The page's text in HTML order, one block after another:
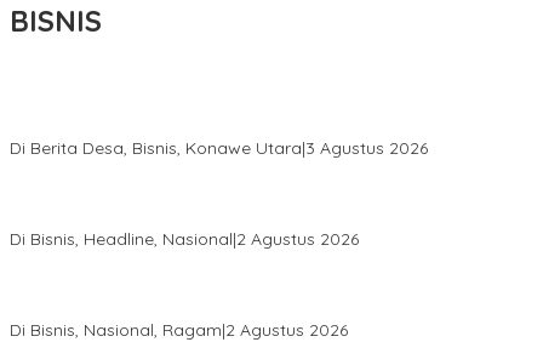
BISNIS
Di Berita Desa, Bisnis, Konawe Utara|3 Agustus 2026
Di Bisnis, Headline, Nasional|2 Agustus 2026
Di Bisnis, Nasional, Ragam|2 Agustus 2026